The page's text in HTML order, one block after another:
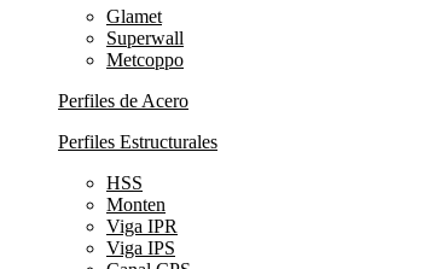
Glamet
Superwall
Metcoppo
Perfiles de Acero
Perfiles Estructurales
HSS
Monten
Viga IPR
Viga IPS